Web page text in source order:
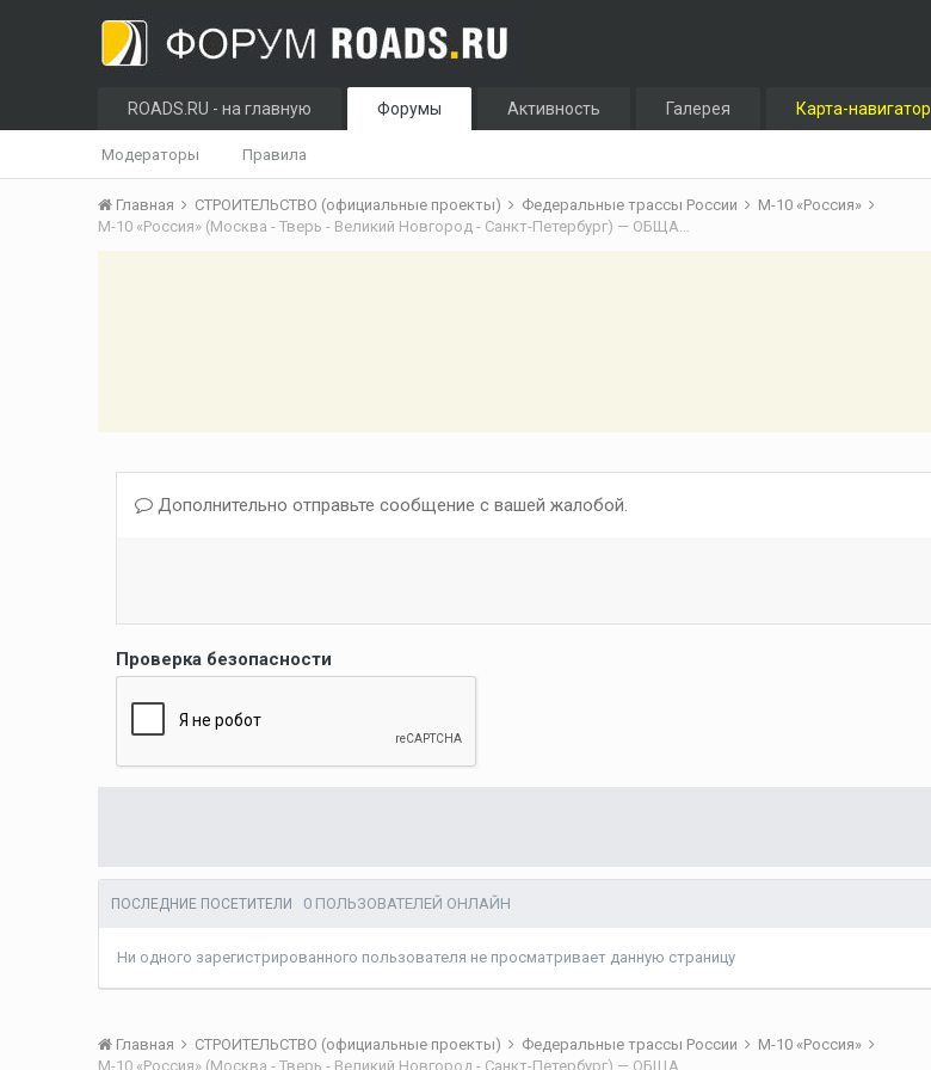
ROADS.RU - на главную Форумы
Модераторы Правила
Активность Галерея Карта-навигатор
Главная СТРОИТЕЛЬСТВО (официальные проекты) Федеральные трассы России
М-10 «Россия»
М-10 «Россия» (Москва - Тверь - Великий Новгород - Санкт-Петербург) — ОБЩАЯ ТЕМА
Дополнительно отправьте сообщение с вашей жалобой.
Проверка безопасности
ПОСЛЕДНИЕ ПОСЕТИТЕЛИ 0 ПОЛЬЗОВАТЕЛЕЙ ОНЛАЙН
Ни одного зарегистрированного пользователя не просматривает данную страницу
Главная СТРОИТЕЛЬСТВО (официальные проекты) Федеральные трассы России
М-10 «Россия»